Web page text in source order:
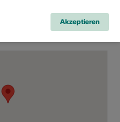
Akzeptieren